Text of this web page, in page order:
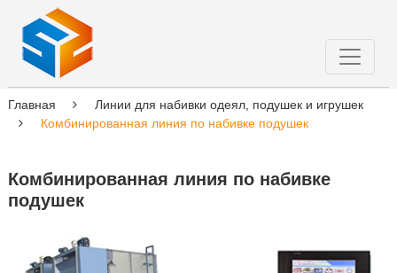
Главная
Линии для набивки одеял, подушек и игрушек
Комбинированная линия по набивке подушек
Комбинированная линия по набивке
подушек